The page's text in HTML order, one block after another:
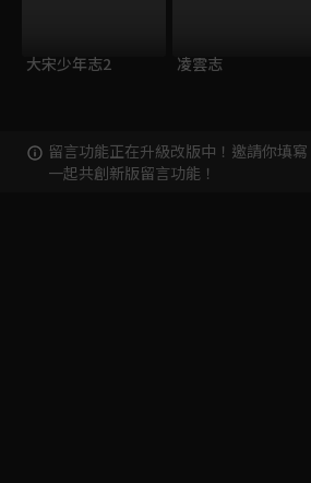
大宋少年志2 凌雲志
留言功能正在升級改版中！邀請你填寫
一起共創新版留言功能！